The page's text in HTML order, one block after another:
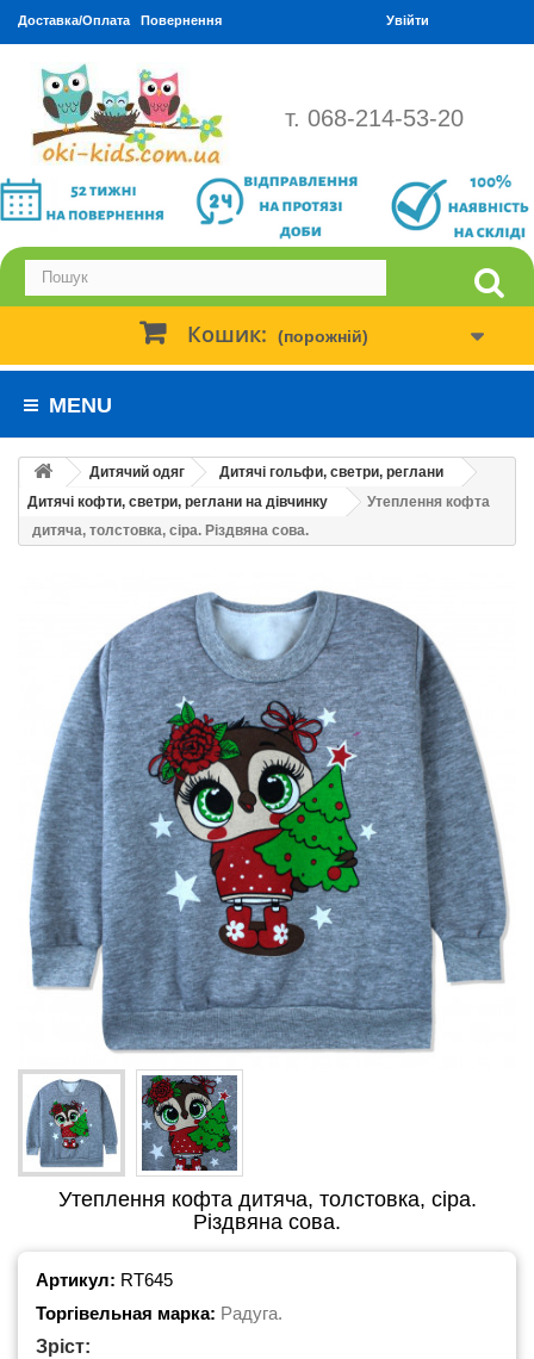
Доставка/Оплата Повернення Увійти
т. 068-214-53-20
Кошик: (порожній)
MENU
Дитячий одяг
Дитячі гольфи, светри, реглани
Дитячі кофти, светри, реглани на дівчинку
Утеплення кофта
дитяча, толстовка, сіра. Різдвяна сова.
Утеплення кофта дитяча, толстовка, сіра.
Різдвяна сова.
Артикул: RT645
Торгівельная марка: Радуга.
Зріст: